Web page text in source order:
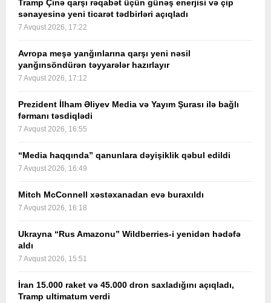
Tramp Çinə qarşı rəqabət üçün günəş enerjisi və çip
sənayesinə yeni ticarət tədbirləri açıqladı
7 Avqust 2026, 17:22
Avropa meşə yanğınlarına qarşı yeni nəsil
yanğınsöndürən təyyarələr hazırlayır
7 Avqust 2026, 17:12
Prezident İlham Əliyev Media və Yayım Şurası ilə bağlı
fərmanı təsdiqlədi
7 Avqust 2026, 16:55
“Media haqqında” qanunlara dəyişiklik qəbul edildi
7 Avqust 2026, 16:49
Mitch McConnell xəstəxanadan evə buraxıldı
7 Avqust 2026, 16:18
Ukrayna “Rus Amazonu” Wildberries-i yenidən hədəfə
aldı
7 Avqust 2026, 15:51
İran 15.000 raket və 45.000 dron saxladığını açıqladı,
Tramp ultimatum verdi